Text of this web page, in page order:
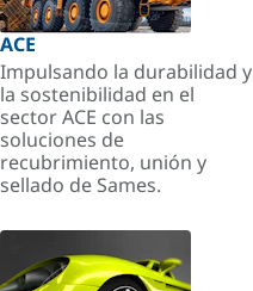
ACE
Impulsando la durabilidad y
la sostenibilidad en el
sector ACE con las
soluciones de
recubrimiento, unión y
sellado de Sames.